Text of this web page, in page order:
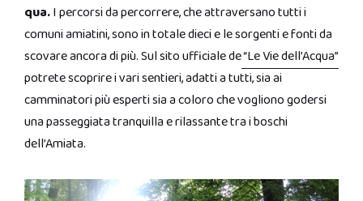
qua.I percorsi da percorrere, che attraversano tutti i
comuni amiatini, sono in totale dieci e le sorgenti e fonti da
scovare ancora di più. Sul sito ufficiale de“Le Vie dell’Acqua”
potrete scoprire i vari sentieri, adatti a tutti, sia ai
camminatori più esperti sia a coloro che vogliono godersi
una passeggiata tranquilla e rilassante tra i boschi
dell’Amiata.